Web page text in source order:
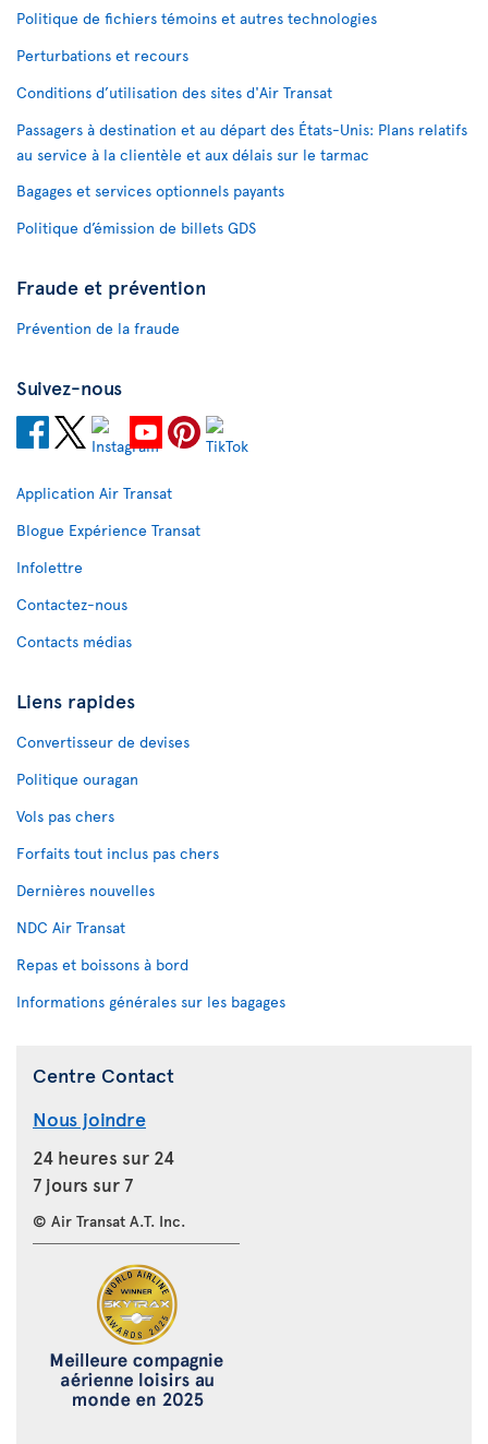
Politique de fichiers témoins et autres technologies
Perturbations et recours
Conditions d’utilisation des sites d'Air Transat
Passagers à destination et au départ des États-Unis: Plans relatifs
au service à la clientèle et aux délais sur le tarmac
Bagages et services optionnels payants
Politique d’émission de billets GDS
Fraude et prévention
Prévention de la fraude
Suivez-nous
Application Air Transat
Blogue Expérience Transat
Infolettre
Contactez-nous
Contacts médias
Liens rapides
Convertisseur de devises
Politique ouragan
Vols pas chers
Forfaits tout inclus pas chers
Dernières nouvelles
NDC Air Transat
Repas et boissons à bord
Informations générales sur les bagages
Centre Contact
Nous joindre
24 heures sur 24
7 jours sur 7
© Air Transat A.T. Inc.